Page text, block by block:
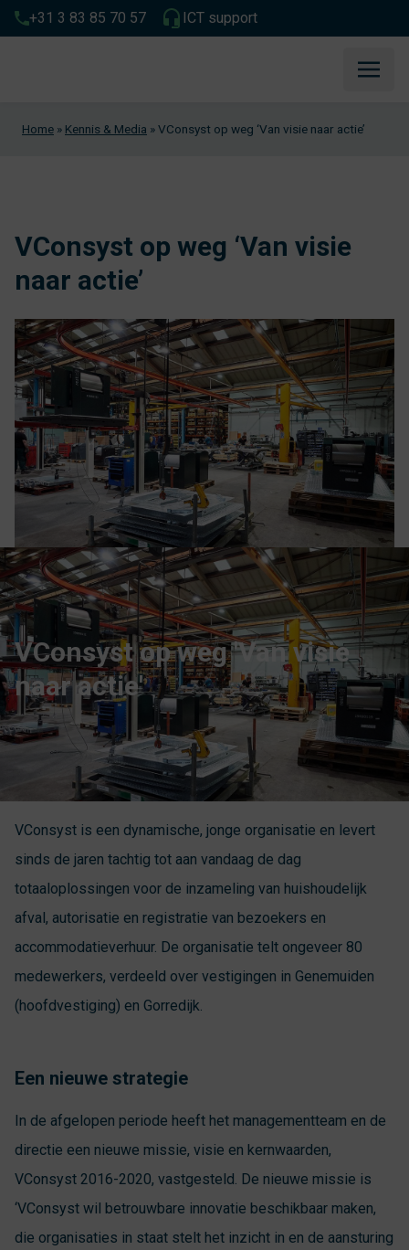
+31 3 83 85 70 57 ICT support
Home » Kennis & Media »VConsyst op weg ‘Van visie naar actie’
VConsyst op weg ‘Van visie
naar actie’
VConsyst op weg 'Van visie
naar actie'
VConsyst is een dynamische, jonge organisatie en levert
sinds de jaren tachtig tot aan vandaag de dag
totaaloplossingen voor de inzameling van huishoudelijk
afval, autorisatie en registratie van bezoekers en
accommodatieverhuur. De organisatie telt ongeveer 80
medewerkers, verdeeld over vestigingen in Genemuiden
(hoofdvestiging) en Gorredijk.
Een nieuwe strategie
In de afgelopen periode heeft het managementteam en de
directie een nieuwe missie, visie en kernwaarden,
VConsyst 2016-2020, vastgesteld. De nieuwe missie is
‘VConsyst wil betrouwbare innovatie beschikbaar maken,
die organisaties in staat stelt het inzicht in en de aansturing